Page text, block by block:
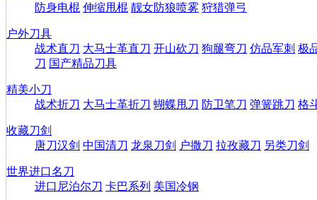
防身电棍 伸缩甩棍 靓女防狼喷雾 狩猎弹弓
户外刀具
战术直刀 大马士革直刀 开山砍刀 狗腿弯刀 仿品军刺 极
刀 国产精品刀具
精美小刀
战术折刀 大马士革折刀 蝴蝶甩刀 防卫笔刀 弹簧跳刀 格
收藏刀剑
唐刀汉剑 中国清刀 龙泉刀剑 户撒刀 拉孜藏刀 另类刀剑
世界进口名刀
进口尼泊尔刀 卡巴系列 美国冷钢